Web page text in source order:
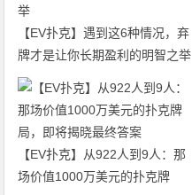
【EV扑克】遇到这6种情况，弃
牌才是让你长期盈利的明智之举
【EV扑克】从922人到9人：那
场价值1000万美元的扑克牌